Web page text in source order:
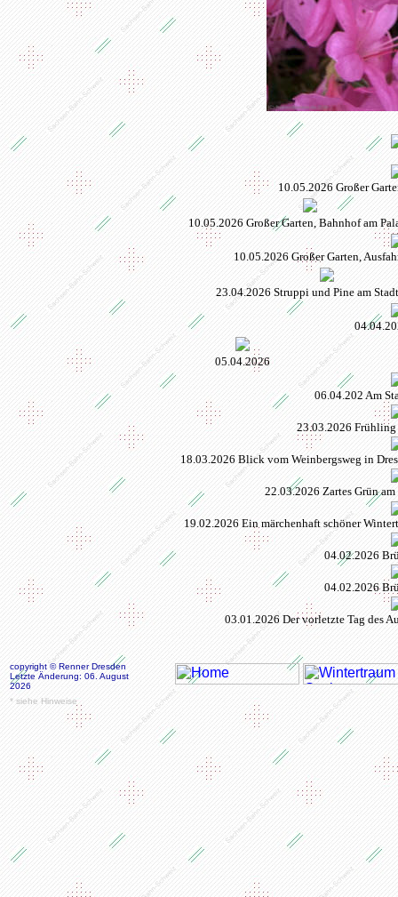
10.05.2026 Großer
10.05.2026 Großer Garten, Bahnhof am
10.05.2026 Großer Garten,
23.04.2026 Struppi und Pine am
05.04.2026
06.04.202 Am
23.03.2026
18.03.2026 Blick vom Weinbergsweg in
22.03.2026 Zartes Grün
19.02.2026 Ein märchenhaft schöner
04.02.2026
04.02.2026
03.01.2026 Der vorletzte Tag des
copyright © Renner Dresden
Letzte Änderung: 06. August
2026
* siehe Hinweise